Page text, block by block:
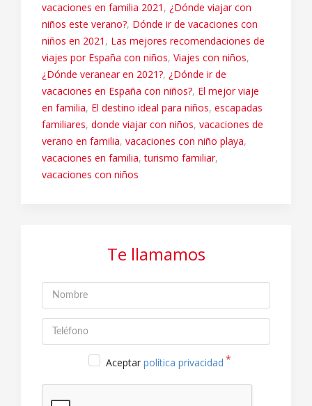
vacaciones en familia 2021 , ¿Dónde viajar con
niños este verano?, Dónde ir de vacaciones con
niños en 2021 , Las mejores recomendaciones de
viajes por España con niños, Viajes con niños,
¿Dónde veranear en 2021?, ¿Dónde ir de
vacaciones en España con niños?, El mejor viaje
en familia, El destino ideal para niños, escapadas
familiares, donde viajar con niños, vacaciones de
verano en familia, vacaciones con niño playa,
vacaciones en familia,turismo familiar,
vacaciones con niños
Te llamamos
Aceptarpolítica privacidad